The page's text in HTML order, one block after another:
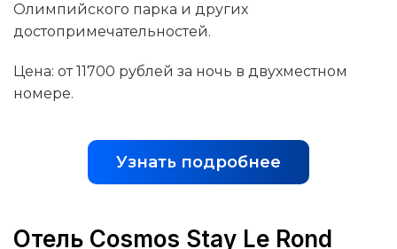
Олимпийского парка и других
достопримечательностей.
Цена: от 11700 рублей за ночь в двухместном
номере.
Узнать подробнее
Отель Cosmos Stay Le Rond